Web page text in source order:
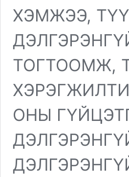
ХЭМЖЭЭ,
ТОГТООМЖ,
ОНЫ